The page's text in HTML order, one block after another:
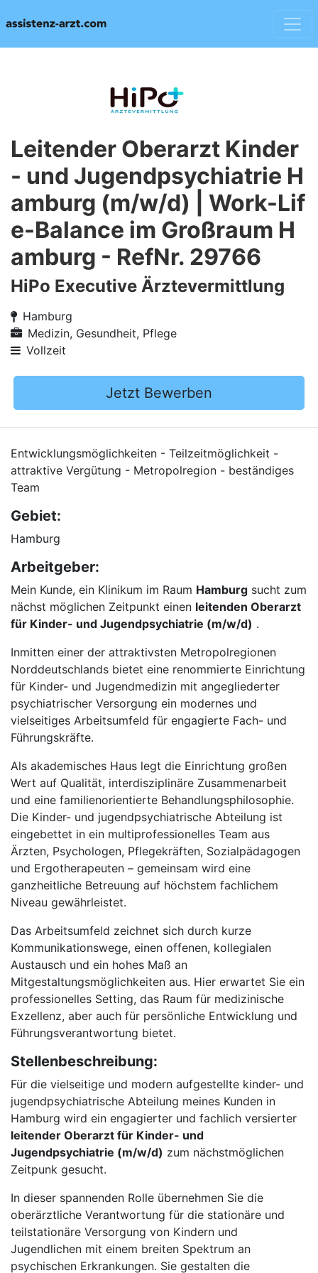
Leitender Oberarzt Kinder
- und Jugendpsychiatrie H
amburg (m/w/d) | Work-Lif
e-Balance im Großraum H
amburg - RefNr. 29766
HiPo Executive Ärztevermittlung
Hamburg
Medizin, Gesundheit, Pflege
Vollzeit
Jetzt Bewerben
Entwicklungsmöglichkeiten - Teilzeitmöglichkeit -
attraktive Vergütung - Metropolregion - beständiges
Team
Gebiet:
Hamburg
Arbeitgeber:
Mein Kunde, ein Klinikum im Raum Hamburg sucht zum
nächst möglichen Zeitpunkt einen leitenden Oberarzt
für Kinder- und Jugendpsychiatrie (m/w/d) .
Inmitten einer der attraktivsten Metropolregionen
Norddeutschlands bietet eine renommierte Einrichtung
für Kinder- und Jugendmedizin mit angegliederter
psychiatrischer Versorgung ein modernes und
vielseitiges Arbeitsumfeld für engagierte Fach- und
Führungskräfte.
Als akademisches Haus legt die Einrichtung großen
Wert auf Qualität, interdisziplinäre Zusammenarbeit
und eine familienorientierte Behandlungsphilosophie.
Die Kinder- und jugendpsychiatrische Abteilung ist
eingebettet in ein multiprofessionelles Team aus
Ärzten, Psychologen, Pflegekräften, Sozialpädagogen
und Ergotherapeuten – gemeinsam wird eine
ganzheitliche Betreuung auf höchstem fachlichem
Niveau gewährleistet.
Das Arbeitsumfeld zeichnet sich durch kurze
Kommunikationswege, einen offenen, kollegialen
Austausch und ein hohes Maß an
Mitgestaltungsmöglichkeiten aus. Hier erwartet Sie ein
professionelles Setting, das Raum für medizinische
Exzellenz, aber auch für persönliche Entwicklung und
Führungsverantwortung bietet.
Stellenbeschreibung:
Für die vielseitige und modern aufgestellte kinder- und
jugendpsychiatrische Abteilung meines Kunden in
Hamburg wird ein engagierter und fachlich versierter
leitender Oberarzt für Kinder- und
Jugendpsychiatrie (m/w/d) zum nächstmöglichen
Zeitpunk gesucht.
In dieser spannenden Rolle übernehmen Sie die
oberärztliche Verantwortung für die stationäre und
teilstationäre Versorgung von Kindern und
Jugendlichen mit einem breiten Spektrum an
psychischen Erkrankungen. Sie gestalten die